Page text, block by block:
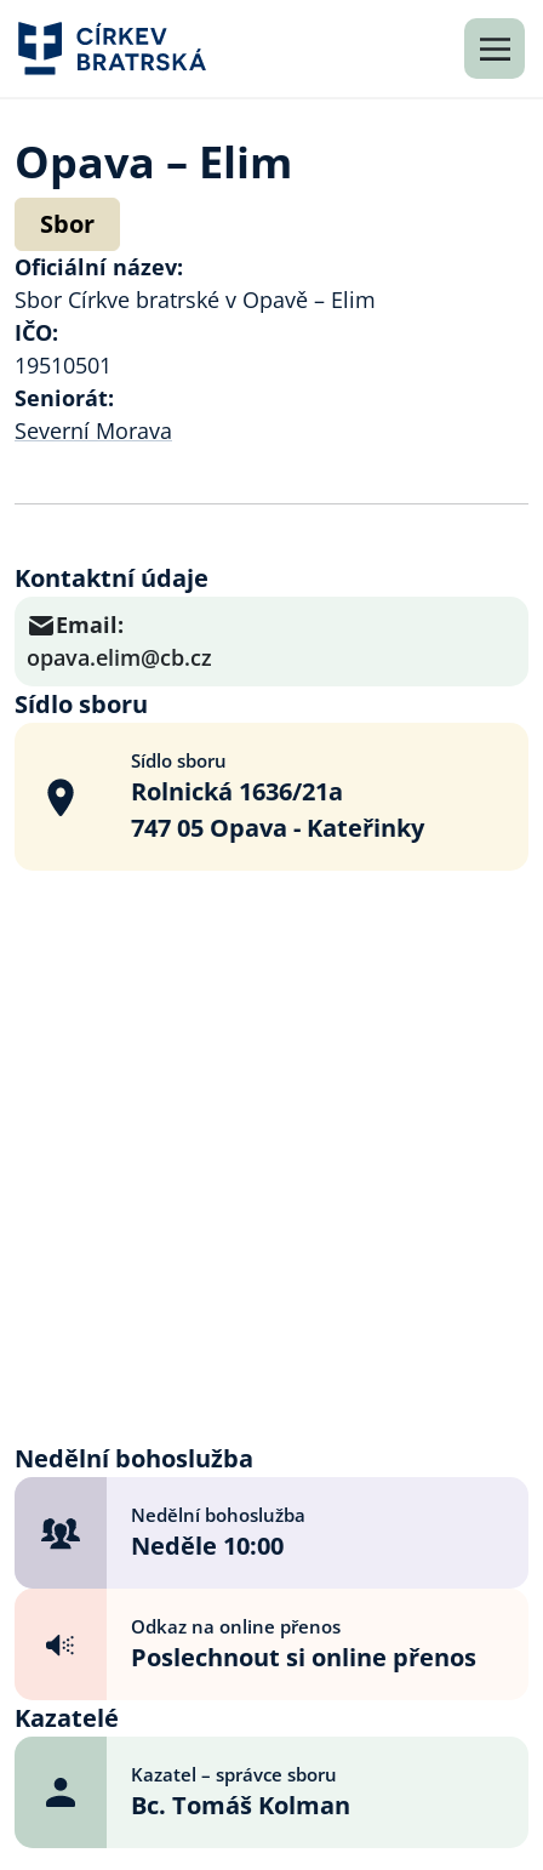
Opava – Elim
Sbor
Oficiální název:
Sbor Církve bratrské v Opavě – Elim
IČO:
19510501
Seniorát:
Severní Morava
Kontaktní údaje
Email:
opava.elim@cb.cz
Sídlo sboru
Sídlo sboru
Rolnická 1636/21a
747 05 Opava - Kateřinky
Nedělní bohoslužba
Nedělní bohoslužba
Neděle 10:00
Odkaz na online přenos
Poslechnout si online přenos
Kazatelé
Kazatel – správce sboru
Bc. Tomáš Kolman